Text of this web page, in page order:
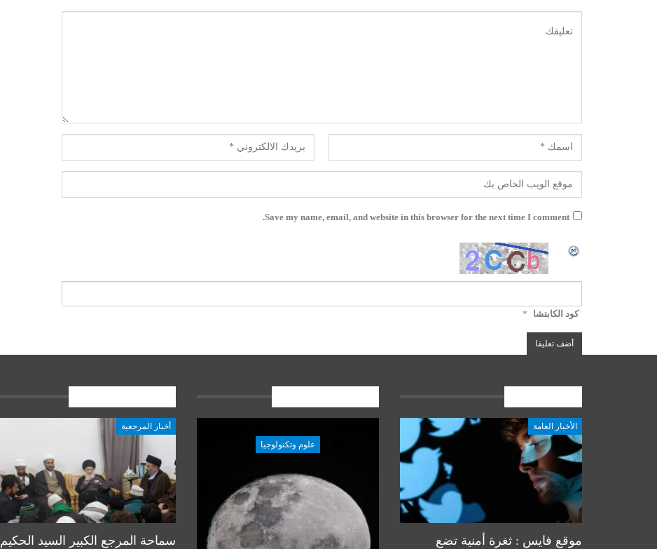
Save my name, email, and website in this browser for the next time I comment.
كود الكابتشا *
الأخبار العامة
موقع فايس : ثغرة أمنية تضع
أخبار المرجعية علوم وتكنولوجيا
أخبار المرجعية
سماحة المرجع الكبير السيد الحكيم